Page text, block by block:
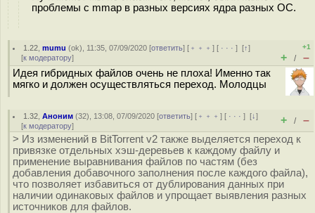
проблемы с mmap в разных версиях ядра разных ОС.
1.22 ,mumu (ok), 11:35, 07/09/2020 [ответить] [ ﹢﹢﹢] [ · · ·][↑]
[к модератору]
+1
+ / –
Идея гибридных файлов очень не плоха! Именно так
мягко и должен осуществляться переход. Молодцы
1.32 ,Аноним (32), 13:08, 07/09/2020 [ответить] [ ﹢﹢﹢] [ · · ·][↓]
[к модератору] + / –
> Из изменений в BitTorrent v2 также выделяется переход к
привязке отдельных хэш-деревьев к каждому файлу и
применение выравнивания файлов по частям (без
добавления добавочного заполнения после каждого файла),
что позволяет избавиться от дублирования данных при
наличии одинаковых файлов и упрощает выявления разных
источников для файлов.